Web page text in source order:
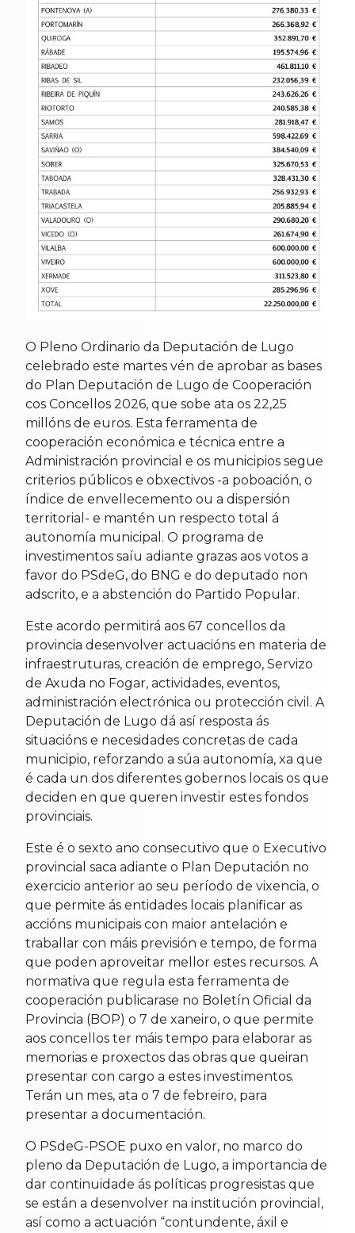
O Pleno Ordinario da Deputación de Lugo
celebrado este martes vén de aprobar as bases
do Plan Deputación de Lugo de Cooperación
cos Concellos 2026, que sobe ata os 22,25
millóns de euros. Esta ferramenta de
cooperación económica e técnica entre a
Administración provincial e os municipios segue
criterios públicos e obxectivos -a poboación, o
índice de envellecemento ou a dispersión
territorial- e mantén un respecto total á
autonomía municipal. O programa de
investimentos saíu adiante grazas aos votos a
favor do PSdeG, do BNG e do deputado non
adscrito, e a abstención do Partido Popular.
Este acordo permitirá aos 67 concellos da
provincia desenvolver actuacións en materia de
infraestruturas, creación de emprego, Servizo
de Axuda no Fogar, actividades, eventos,
administración electrónica ou protección civil. A
Deputación de Lugo dá así resposta ás
situacións e necesidades concretas de cada
municipio, reforzando a súa autonomía, xa que
é cada un dos diferentes gobernos locais os que
deciden en que queren investir estes fondos
provinciais.
Este é o sexto ano consecutivo que o Executivo
provincial saca adiante o Plan Deputación no
exercicio anterior ao seu período de vixencia, o
que permite ás entidades locais planificar as
accións municipais con maior antelación e
traballar con máis previsión e tempo, de forma
que poden aproveitar mellor estes recursos. A
normativa que regula esta ferramenta de
cooperación publicarase no Boletín Oficial da
Provincia (BOP) o 7 de xaneiro, o que permite
aos concellos ter máis tempo para elaborar as
memorias e proxectos das obras que queiran
presentar con cargo a estes investimentos.
Terán un mes, ata o 7 de febreiro, para
presentar a documentación.
O PSdeG-PSOE puxo en valor, no marco do
pleno da Deputación de Lugo, a importancia de
dar continuidade ás políticas progresistas que
se están a desenvolver na institución provincial,
así como a actuación “contundente, áxil e